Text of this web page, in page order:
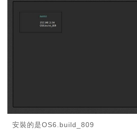
安裝的是OS6.build_809